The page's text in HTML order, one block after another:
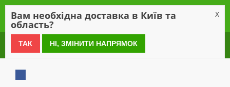
0 800 21 54 55
Вам необхідна доставка в Київ та
область?
X
ТАК НІ, ЗМІНИТИ НАПРЯМОК